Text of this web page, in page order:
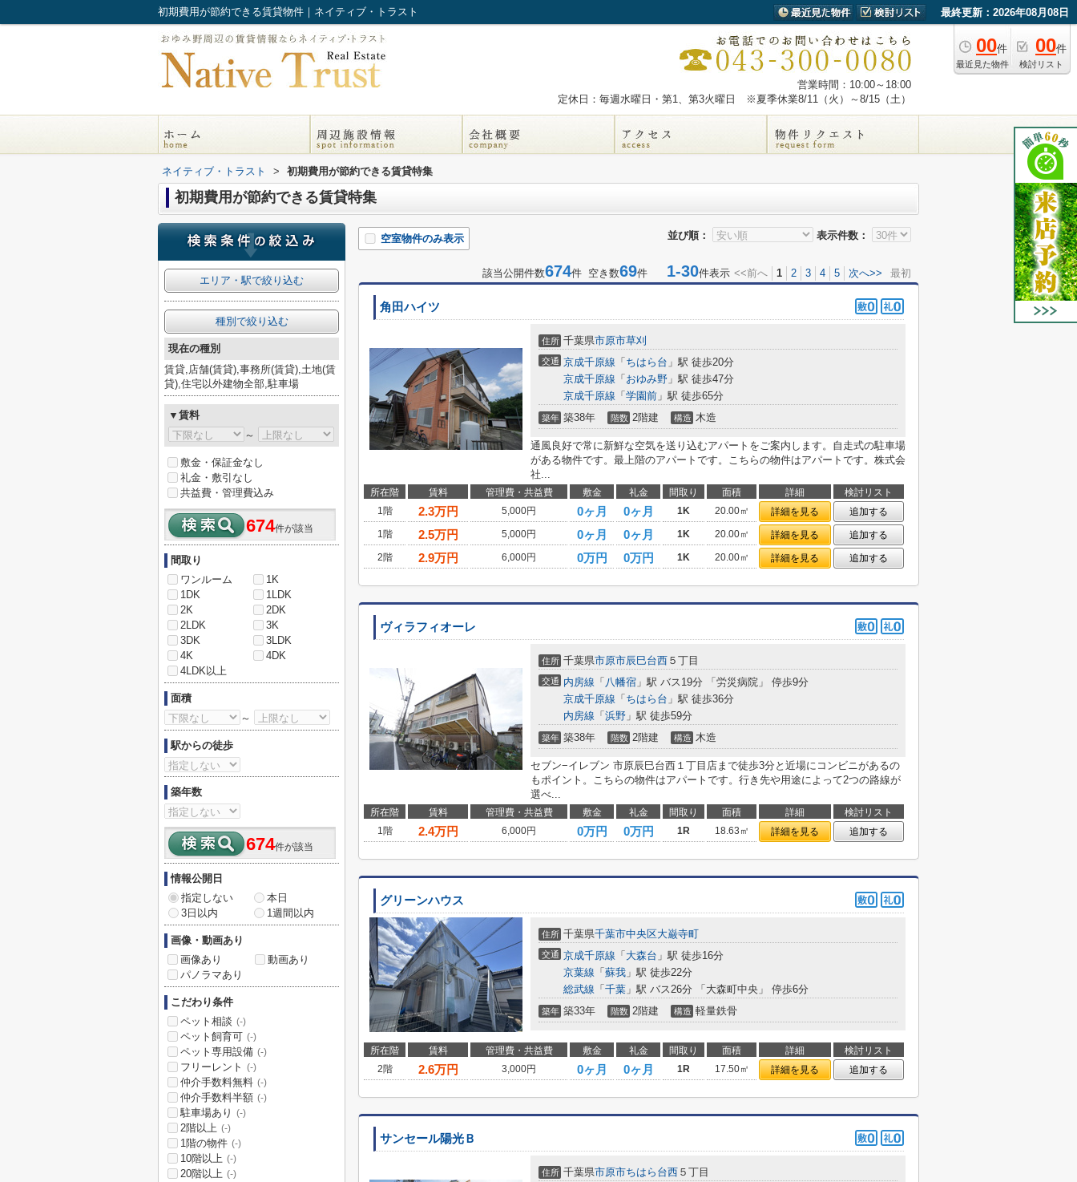
初期費用が節約できる賃貸物件｜ネイティブ・トラスト 最終更新：2026年08月08日
00件
最近見た物件
00件
検討リスト
営業時間：10:00～18:00
定休日：毎週水曜日・第1、第3火曜日 ※夏季休業8/11（火）～8/15（土）
ネイティブ・トラスト > 初期費用が節約できる賃貸特集
初期費用が節約できる賃貸特集
並び順： 表示件数：
空室物件のみ表示
該当公開件数674件 空き数69件 1-30件表示 <<前へ 1 2 3 4 5 次へ>> 最初
角田ハイツ
住所 千葉県市原市草刈
交通 京成千原線 「 ちはら台 」駅 徒歩20分
京成千原線 「 おゆみ野 」駅 徒歩47分
京成千原線 「 学園前 」駅 徒歩65分
築年 築38年 階数 2階建 構造 木造
通風良好で常に新鮮な空気を送り込むアパートをご案内します。自走式の駐車場
がある物件です。最上階のアパートです。こちらの物件はアパートです。株式会
社...
所在階 賃料 管理費・共益費 敷金 礼金 間取り 面積 詳細
検討リスト
1階
2.3万円 5,000円 0ヶ月 0ヶ月 1K 20.00㎡ 詳細を見る
追加する
1階
2.5万円 5,000円 0ヶ月 0ヶ月 1K 20.00㎡ 詳細を見る
追加する
2階
2.9万円 6,000円 0万円 0万円 1K 20.00㎡ 詳細を見る 追加する
ヴィラフィオーレ
住所 千葉県市原市辰巳台西 ５丁目
交通 内房線 「 八幡宿 」駅 バス19分 「労災病院」 停歩9分
京成千原線 「 ちはら台 」駅 徒歩36分
内房線 「 浜野 」駅 徒歩59分
築年 築38年 階数 2階建 構造 木造
セブン−イレブン 市原辰巳台西１丁目店まで徒歩3分と近場にコンビニがあるの
もポイント。こちらの物件はアパートです。行き先や用途によって2つの路線が
選べ...
所在階 賃料 管理費・共益費 敷金 礼金 間取り 面積 詳細
検討リスト
1階
2.4万円 6,000円 0万円 0万円 1R 18.63㎡ 詳細を見る 追加する
グリーンハウス
住所 千葉県千葉市中央区大巌寺町
交通 京成千原線 「 大森台 」駅 徒歩16分
京葉線 「 蘇我 」駅 徒歩22分
総武線 「 千葉 」駅 バス26分 「大森町中央」 停歩6分
築年 築33年 階数 2階建 構造 軽量鉄骨
所在階 賃料 管理費・共益費 敷金 礼金 間取り 面積 詳細
検討リスト
2階
2.6万円 3,000円 0ヶ月 0ヶ月 1R 17.50㎡ 詳細を見る 追加する
サンセール陽光Ｂ
住所 千葉県市原市ちはら台西 ５丁目
エリア・駅で絞り込む
種別で絞り込む
現在の種別
賃貸,店舗(賃貸),事務所(賃貸),土地(賃
貸),住宅以外建物全部,駐車場
▼賃料
～
敷金・保証金なし
礼金・敷引なし
共益費・管理費込み
674件が該当
間取り
ワンルーム
1K
1DK
1LDK
2K
2DK
2LDK
3K
3DK
3LDK
4K
4DK
4LDK以上
面積
～
駅からの徒歩
築年数
674件が該当
情報公開日
指定しない
本日
3日以内
1週間以内
画像・動画あり
画像あり
動画あり
パノラマあり
こだわり条件
ペット相談 (-)
ペット飼育可 (-)
ペット専用設備 (-)
フリーレント (-)
仲介手数料無料 (-)
仲介手数料半額 (-)
駐車場あり (-)
2階以上 (-)
1階の物件 (-)
10階以上 (-)
20階以上 (-)